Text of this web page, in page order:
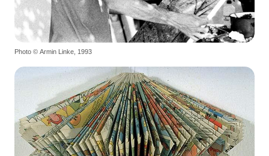
Photo © Armin Linke, 1993